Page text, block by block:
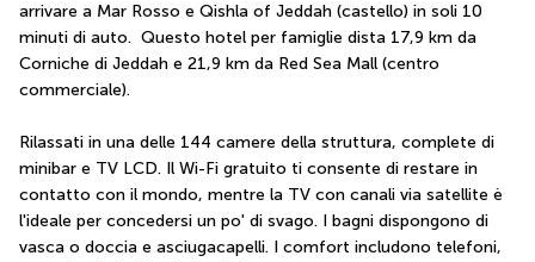
arrivare a Mar Rosso e Qishla of Jeddah (castello) in soli 10
minuti di auto.  Questo hotel per famiglie dista 17,9 km da
Corniche di Jeddah e 21,9 km da Red Sea Mall (centro
commerciale).
Rilassati in una delle 144 camere della struttura, complete di
minibar e TV LCD. Il Wi-Fi gratuito ti consente di restare in
contatto con il mondo, mentre la TV con canali via satellite è
l'ideale per concedersi un po' di svago. I bagni dispongono di
vasca o doccia e asciugacapelli. I comfort includono telefoni,